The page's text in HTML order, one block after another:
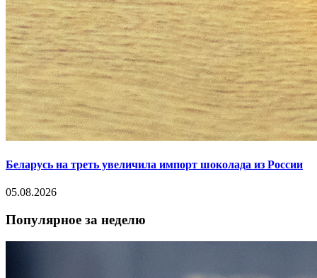
Беларусь на треть увеличила импорт шоколада из России
05.08.2026
Популярное за неделю